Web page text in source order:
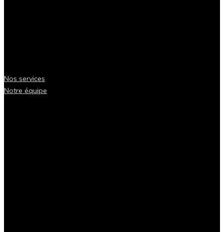
Nos services
Notre équipe